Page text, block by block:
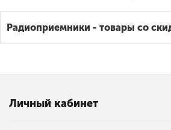
Радиоприемники - товары со
Личный кабинет